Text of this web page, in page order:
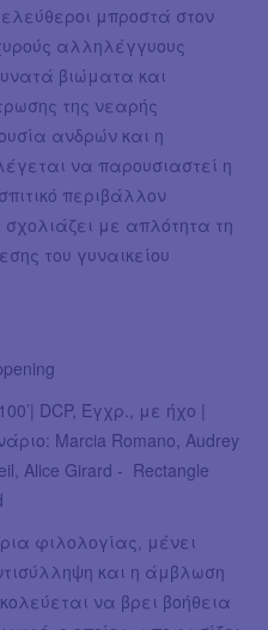
μπροστά στον
αλληλέγγυους
βιώματα και
της νεαρής
ανδρών και η
να παρουσιαστεί η
περιβάλλον
με απλότητα τη
του γυναικείου
DCP, Έγχρ., με ήχο |
Marcia Romano, Audrey
Alice Girard - Rectangle
φιλολογίας, μένει
και η άμβλωση
να βρει βοήθεια